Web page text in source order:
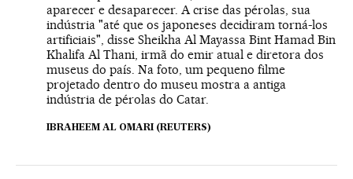
aparecer e desaparecer. A crise das pérolas, sua
indústria "até que os japoneses decidiram torná-los
artificiais", disse Sheikha Al Mayassa Bint Hamad Bin
Khalifa Al Thani, irmã do emir atual e diretora dos
museus do país. Na foto, um pequeno filme
projetado dentro do museu mostra a antiga
indústria de pérolas do Catar.
IBRAHEEM AL OMARI (REUTERS)